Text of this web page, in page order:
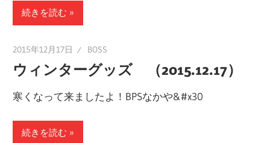
続きを読む
2015年12月17日 BOSS
ウィンターグッズ （2015.12.17）
寒くなって来ましたよ！BPSなかや&#x30
続きを読む